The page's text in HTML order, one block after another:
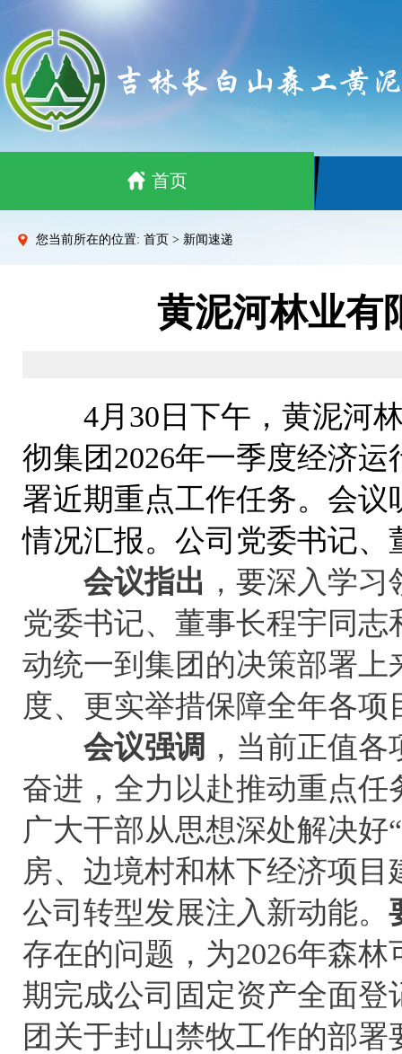
首页
您当前所在的位置: 首页 > 新闻速递
黄泥河林业有
4月30日下午，黄泥河林
彻集团2026年一季度经济
署近期重点工作任务。会议
情况汇报。公司党委书记
会议指出 ，要深入学
党委书记、董事长程宇同
动统一到集团的决策部署
度、更实举措保障全年各
会议强调 ，当前正值
奋进，全力以赴推动重点任
广大干部从思想深处解决
房、边境村和林下经济项
公司转型发展注入新动能。
存在的问题，为2026年森
期完成公司固定资产全面登
团关于封山禁牧工作的部